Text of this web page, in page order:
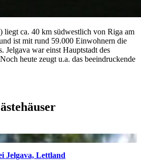
liegt ca. 40 km südwestlich von Riga am
ist mit rund 59.000 Einwohnern die
Jelgava war einst Hauptstadt des
heute zeugt u.a. das beeindruckende
Jelgava, Lettland